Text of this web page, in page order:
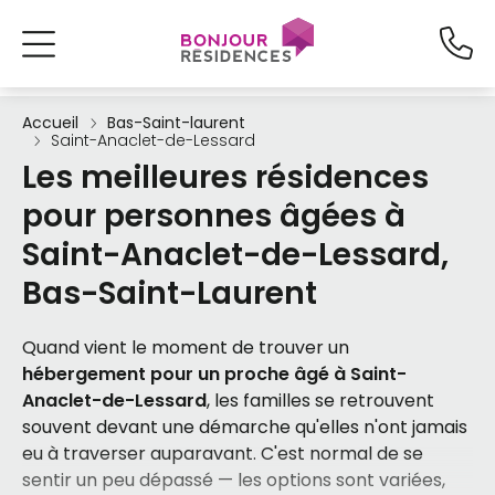
Accueil
Bas-Saint-laurent
Saint-Anaclet-de-Lessard
Les meilleures résidences
pour personnes âgées à
Saint-Anaclet-de-Lessard,
Bas-Saint-Laurent
Quand vient le moment de trouver un
hébergement pour un proche âgé à Saint-
Anaclet-de-Lessard, les familles se retrouvent
souvent devant une démarche qu'elles n'ont jamais
eu à traverser auparavant. C'est normal de se
sentir un peu dépassé — les options sont variées,